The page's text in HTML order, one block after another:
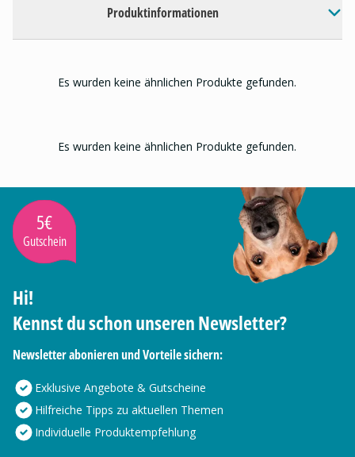
Produktinformationen
Es wurden keine ähnlichen Produkte gefunden.
Es wurden keine ähnlichen Produkte gefunden.
5€
Gutschein
Hi!
Kennst du schon unseren Newsletter?
Newsletter abonieren und Vorteile sichern:
Exklusive Angebote & Gutscheine
Hilfreiche Tipps zu aktuellen Themen
Individuelle Produktempfehlung